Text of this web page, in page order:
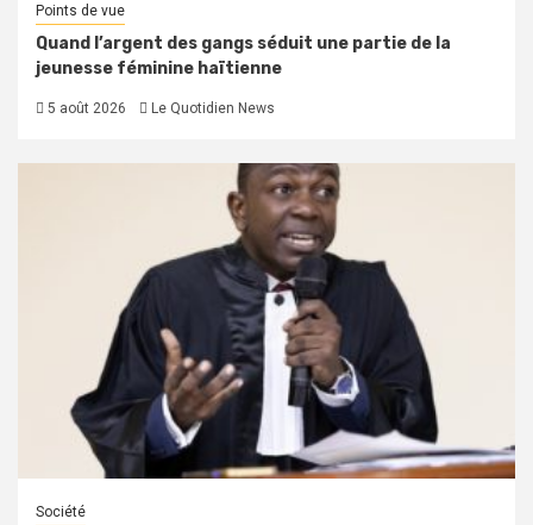
Points de vue
Quand l’argent des gangs séduit une partie de la
jeunesse féminine haïtienne
5 août 2026 Le Quotidien News
Société